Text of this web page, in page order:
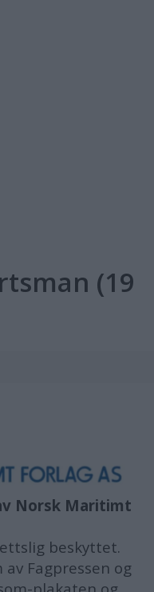
(19
Norsk Maritimt
beskyttet.
Fagpressen og